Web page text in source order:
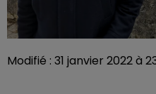
Modifié : 31 janvier 2022 à